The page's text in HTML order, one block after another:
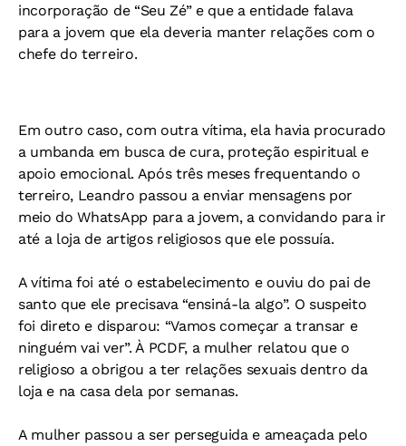
incorporação de “Seu Zé” e que a entidade falava
para a jovem que ela deveria manter relações com o
chefe do terreiro.
Em outro caso, com outra vítima, ela havia procurado
a umbanda em busca de cura, proteção espiritual e
apoio emocional. Após três meses frequentando o
terreiro, Leandro passou a enviar mensagens por
meio do WhatsApp para a jovem, a convidando para ir
até a loja de artigos religiosos que ele possuía.
A vítima foi até o estabelecimento e ouviu do pai de
santo que ele precisava “ensiná-la algo”. O suspeito
foi direto e disparou: “Vamos começar a transar e
ninguém vai ver”. À PCDF, a mulher relatou que o
religioso a obrigou a ter relações sexuais dentro da
loja e na casa dela por semanas.
A mulher passou a ser perseguida e ameaçada pelo